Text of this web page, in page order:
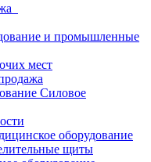
и промышленные
мест
Силовое
оборудование
щиты